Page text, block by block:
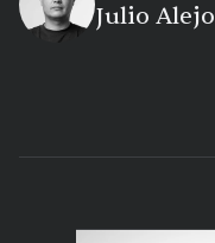
Julio Alejo